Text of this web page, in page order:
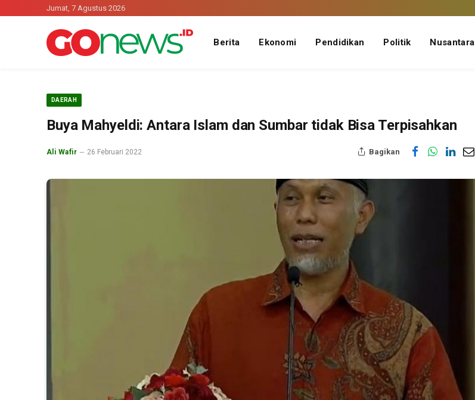
Jumat, 7 Agustus 2026
Berita Ekonomi Pendidikan Politik Nusantara
DAERAH
Buya Mahyeldi: Antara Islam dan Sumbar tidak Bisa Terpisahkan
Ali Wafir 26 Februari 2022 Bagikan